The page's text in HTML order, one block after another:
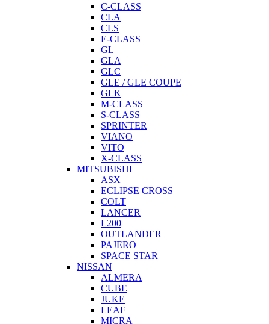
C-CLASS
CLA
CLS
E-CLASS
GL
GLA
GLC
GLE / GLE COUPE
GLK
M-CLASS
S-CLASS
SPRINTER
VIANO
VITO
X-CLASS
MITSUBISHI
ASX
ECLIPSE CROSS
COLT
LANCER
L200
OUTLANDER
PAJERO
SPACE STAR
NISSAN
ALMERA
CUBE
JUKE
LEAF
MICRA